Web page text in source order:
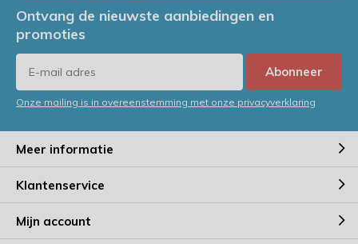
Ontvang de nieuwste aanbiedingen en
promoties
Abonneer
Onze mailing is in overeenstemming met onze privacyverklaring
Meer informatie
Klantenservice
Mijn account